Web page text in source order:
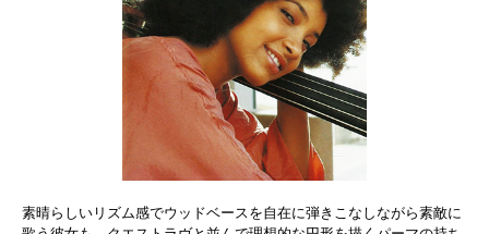
素晴らしいリズム感でウッドベースを自在に弾きこなしながら素敵に